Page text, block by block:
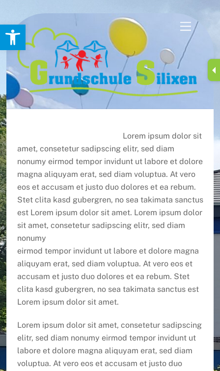
Werkzeugleiste öffnen
to
content
Menu
Lorem ipsum dolor sit
amet, consetetur sadipscing elitr, sed diam
nonumy eirmod tempor invidunt ut labore et dolore
magna aliquyam erat, sed diam voluptua. At vero
eos et accusam et justo duo dolores et ea rebum.
Stet clita kasd gubergren, no sea takimata sanctus
est Lorem ipsum dolor sit amet. Lorem ipsum dolor
sit amet, consetetur sadipscing elitr, sed diam
nonumy
eirmod tempor invidunt ut labore et dolore magna
aliquyam erat, sed diam voluptua. At vero eos et
accusam et justo duo dolores et ea rebum. Stet
clita kasd gubergren, no sea takimata sanctus est
Lorem ipsum dolor sit amet.
Lorem ipsum dolor sit amet, consetetur sadipscing
elitr, sed diam nonumy eirmod tempor invidunt ut
labore et dolore magna aliquyam erat, sed diam
voluptua. At vero eos et accusam et justo duo